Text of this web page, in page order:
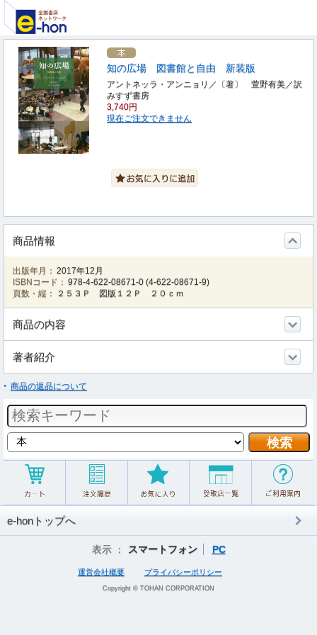
知の広場 図書館と自由 新装版
アントネッラ・アンニョリ／〔著〕 萱野有美／訳
みすず書房
3,740円
現在ご注文できません
商品情報
出版年月： 2017年12月
ISBNコード： 978-4-622-08671-0 (4-622-08671-9)
頁数・縦：
２５３Ｐ 図版１２Ｐ ２０ｃｍ
商品の内容
著者紹介
商品の返品について
e-honトップへ
表示 ： スマートフォン PC
運営会社概要 プライバシーポリシー
Copyright © TOHAN CORPORATION